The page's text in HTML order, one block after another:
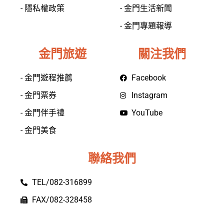
- 隱私權政策
- 金門生活新聞
- 金門專題報導
金門旅遊
- 金門遊程推薦
- 金門票券
- 金門伴手禮
- 金門美食
關注我們
Facebook
Instagram
YouTube
聯絡我們
TEL/082-316899
FAX/082-328458